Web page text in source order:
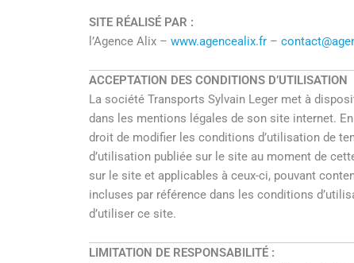
SITE RÉALISÉ PAR :
l’Agence Alix – www.agencealix.fr –
ACCEPTATION DES CONDITIONS D’UTILISATION
La société Transports Sylvain Leger met à
dans les mentions légales de son site internet.
droit de modifier les conditions d’utilisation de
d’utilisation publiée sur le site au moment de
sur le site et applicables à ceux-ci, pouvant
incluses par référence dans les conditions
d’utiliser ce site.
LIMITATION DE RESPONSABILITÉ :